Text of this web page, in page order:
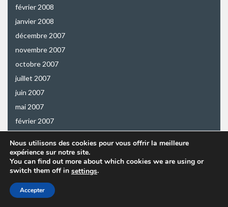
février 2008
janvier 2008
décembre 2007
novembre 2007
octobre 2007
juillet 2007
juin 2007
mai 2007
février 2007
novembre 2006
octobre 2006
juillet 2006
Nous utilisons des cookies pour vous offrir la meilleure
expérience sur notre site.
You can find out more about which cookies we are using or
switch them off in settings.
Accepter